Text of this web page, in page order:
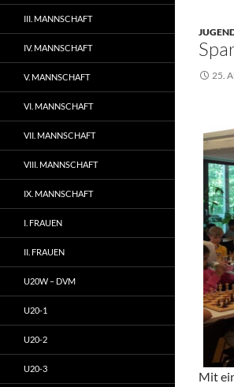
25.
Mit
III. MANNSCHAFT
IV. MANNSCHAFT
V. MANNSCHAFT
VI. MANNSCHAFT
VII. MANNSCHAFT
VIII. MANNSCHAFT
IX. MANNSCHAFT
I. FRAUEN
II. FRAUEN
U20W – DVM
U20-1
U20-2
U20-3